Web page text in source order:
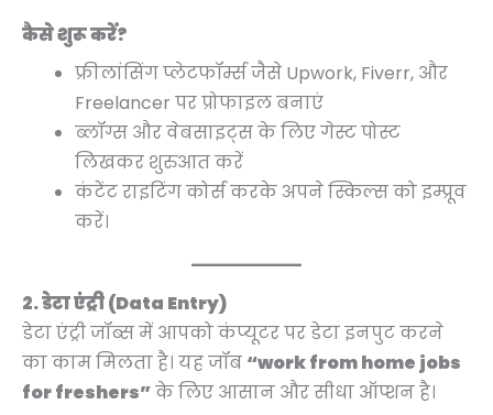
कैसे शुरू करें?
फ्रीलांसिंग प्लेटफॉर्म्स जैसे Upwork, Fiverr, और
Freelancer पर प्रोफाइल बनाएं
ब्लॉग्स और वेबसाइट्स के लिए गेस्ट पोस्ट
लिखकर शुरुआत करें
कंटेंट राइटिंग कोर्स करके अपने स्किल्स को इम्प्रूव
करें।
2. डेटा एंट्री (Data Entry)
डेटा एंट्री जॉब्स में आपको कंप्यूटर पर डेटा इनपुट करने
का काम मिलता है। यह जॉब “work from home jobs
for freshers”के लिए आसान और सीधा ऑप्शन है।